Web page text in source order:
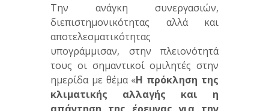
Την ανάγκη συνεργασιών,
διεπιστημονικότητας αλλά και
αποτελεσματικότητας
υπογράμμισαν, στην πλειονότητά
τους οι σημαντικοί ομιλητές στην
ημερίδα με θέμα «Η πρόκληση της
κλιματικής αλλαγής και η